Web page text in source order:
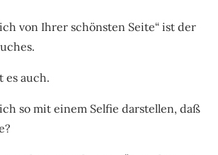
von Ihrer schönsten Seite“ ist der
es auch.
so mit einem Selfie darstellen, daß